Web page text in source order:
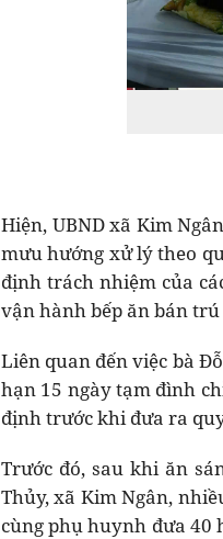
Hiện, UBND xã Kim
mưu hướng xử lý theo
định trách nhiệm của
vận hành bếp ăn bán
Liên quan đến việc bà
hạn 15 ngày tạm đình
định trước khi đưa ra
Trước đó, sau khi ăn
Thủy, xã Kim Ngân,
cùng phụ huynh đưa 40